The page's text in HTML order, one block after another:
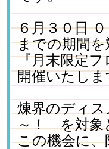
６月３０日
までの期間を
『月末限定
開催いたしま
煉界のディ
～！ を対象
この機会に